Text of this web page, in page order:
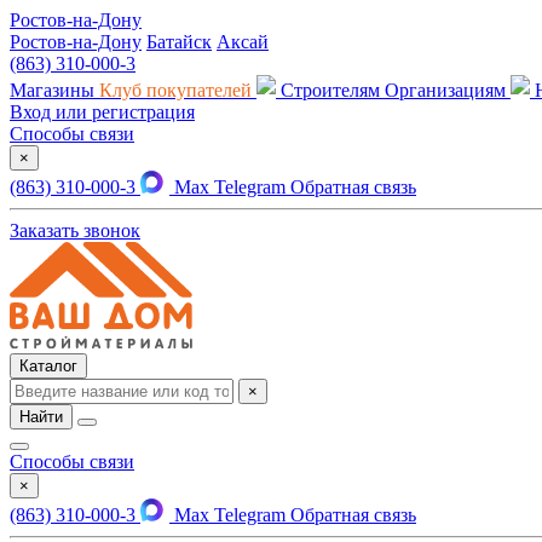
Ростов-на-Дону
Ростов-на-Дону Батайск Аксай
(863) 310-000-3
Магазины Клуб покупателей Строителям Организациям
Вход или регистрация
Способы связи
×
(863) 310-000-3 Max Telegram Обратная связь
Заказать звонок
Каталог
×
Найти
Способы связи
×
(863) 310-000-3 Max Telegram Обратная связь